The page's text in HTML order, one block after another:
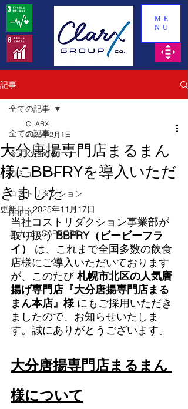
ME
NU
記事
全ての記事
今すぐ始める
コミュニティ
コストリダクション
BBFRY
エナガ・SAPPORO
全ての記事
大分唐揚専門店まるまん
様にBBFRYを導入いただ
きました
CLARX
2025年2月1日
更新日：2025年11月17日
当社コストリダクション事業部が
取り扱う BBFRY（ビービーフラ
イ）
は、これまで全国多数の飲食
店様にご導入いただいております
が、このたび 札幌市北区の人気唐
揚げ専門店『大分唐揚専門店まる
まん本店』様 にもご採用いただき
ましたので、お知らせいたしま
す。誠にありがとうございます。
大分唐揚専門店まるまん
様について